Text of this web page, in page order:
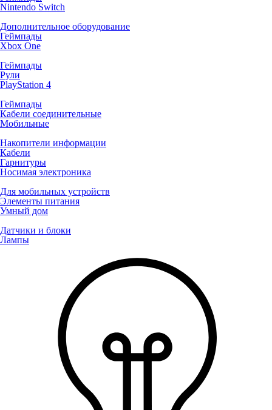
Nintendo Switch
Дополнительное оборудование
Геймпады
Xbox One
Геймпады
Рули
PlayStation 4
Геймпады
Кабели соединительные
Мобильные
Накопители информации
Кабели
Гарнитуры
Носимая электроника
Для мобильных устройств
Элементы питания
Умный дом
Датчики и блоки
Лампы